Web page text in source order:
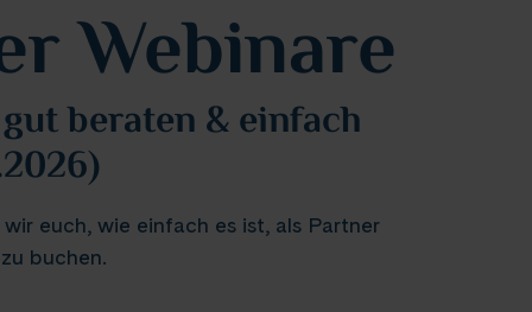
Webinare
beraten & einfach
euch, wie einfach es ist, als Partner
buchen.